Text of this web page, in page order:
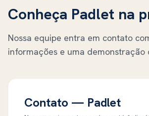
Conheça Padlet na
Nossa equipe entra em contato
informações e uma demonstração
Contato — Padlet